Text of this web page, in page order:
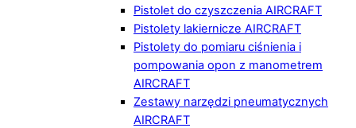
Pistolet do czyszczenia AIRCRAFT
Pistolety lakiernicze AIRCRAFT
Pistolety do pomiaru ciśnienia i
pompowania opon z manometrem
AIRCRAFT
Zestawy narzędzi pneumatycznych
AIRCRAFT